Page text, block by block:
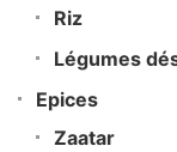
Riz
Légumes
Epices
Zaatar